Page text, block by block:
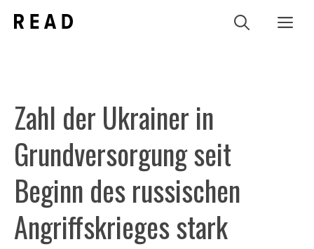
Inhalt
Zahl der Ukrainer in
Grundversorgung seit
Beginn des russischen
Angriffskrieges stark